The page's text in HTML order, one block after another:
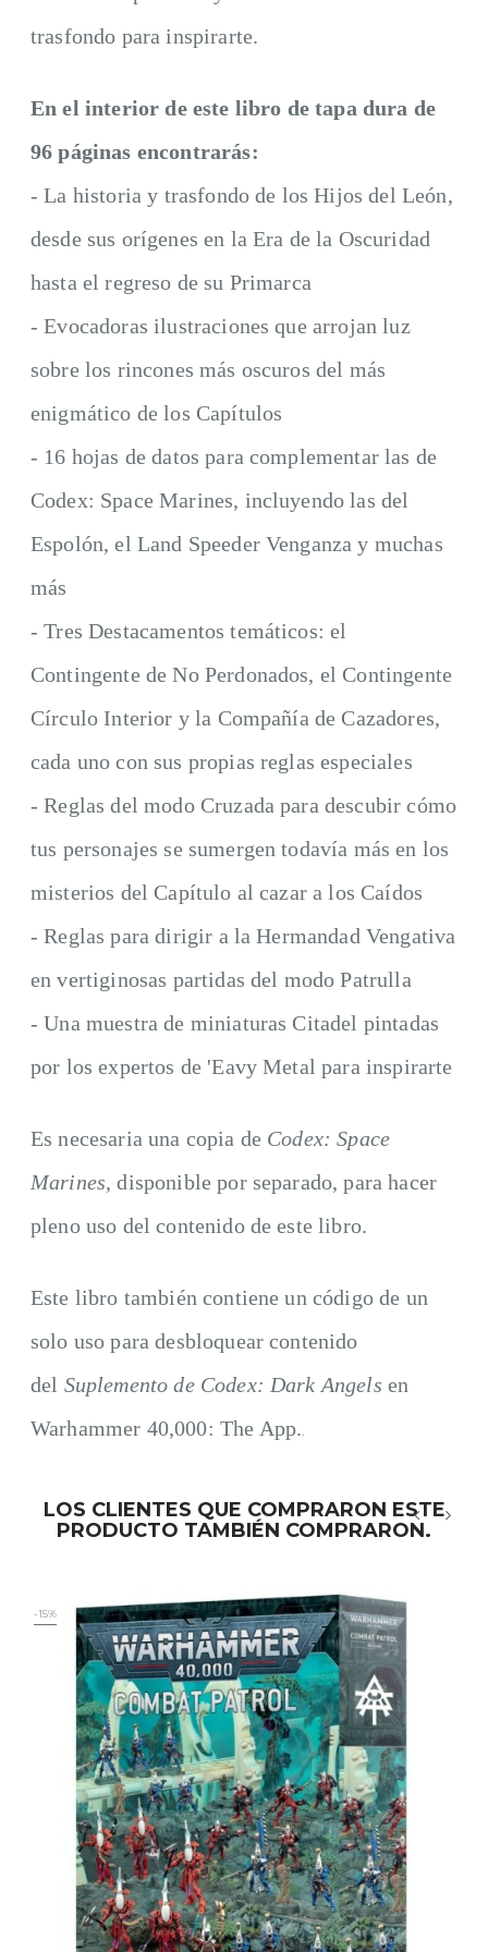
trasfondo para inspirarte.
En el interior de este libro de tapa dura de
96 páginas encontrarás:
- La historia y trasfondo de los Hijos del León,
desde sus orígenes en la Era de la Oscuridad
hasta el regreso de su Primarca
- Evocadoras ilustraciones que arrojan luz
sobre los rincones más oscuros del más
enigmático de los Capítulos
- 16 hojas de datos para complementar las de
Codex: Space Marines, incluyendo las del
Espolón, el Land Speeder Venganza y muchas
más
- Tres Destacamentos temáticos: el
Contingente de No Perdonados, el Contingente
Círculo Interior y la Compañía de Cazadores,
cada uno con sus propias reglas especiales
- Reglas del modo Cruzada para descubir cómo
tus personajes se sumergen todavía más en los
misterios del Capítulo al cazar a los Caídos
- Reglas para dirigir a la Hermandad Vengativa
en vertiginosas partidas del modo Patrulla
- Una muestra de miniaturas Citadel pintadas
por los expertos de 'Eavy Metal para inspirarte
Es necesaria una copia de Codex: Space
Marines, disponible por separado, para hacer
pleno uso del contenido de este libro.
Este libro también contiene un código de un
solo uso para desbloquear contenido
del Suplemento de Codex: Dark Angels en
Warhammer 40,000: The App.
LOS CLIENTES QUE COMPRARON ESTE
PRODUCTO TAMBIÉN COMPRARON.
-15%